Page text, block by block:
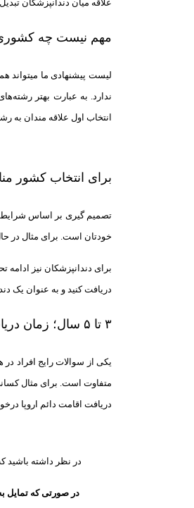
علاقه میان دندانپزشکان
مهم نیست چه کشوری
لیست پیشنهادی ما میتواند
ندارد. به عبارت بهتر
انتخاب اول علاقه مندان به
برای انتخاب کشور
تصمیم گیری بر اساس شرایط
خودتان است. برای مثال در
برای دندانپزشکان نیز
دریافت کنید و به عنوان یک
۳ تا ۵ سال؛ زمان دریافت اقامت دائم اروپا
متفاوت است. برای مثال
دریافت اقامت دائم اروپا
در نظر داشته
در صورتی که تمایل